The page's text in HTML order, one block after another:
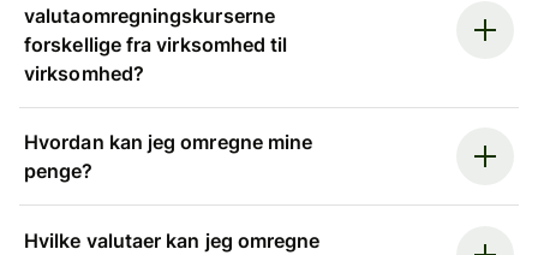
valutaomregningskurserne
forskellige fra virksomhed til
virksomhed?
Hvordan kan jeg omregne mine
penge?
Hvilke valutaer kan jeg omregne